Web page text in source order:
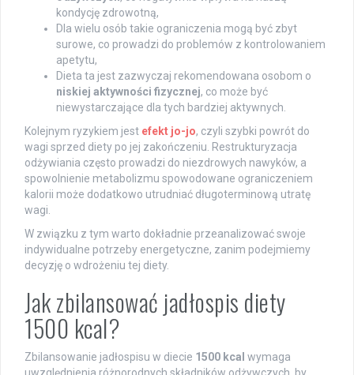
kondycję zdrowotną,
Dla wielu osób takie ograniczenia mogą być zbyt
surowe, co prowadzi do problemów z kontrolowaniem
apetytu,
Dieta ta jest zazwyczaj rekomendowana osobom o
niskiej aktywności fizycznej, co może być
niewystarczające dla tych bardziej aktywnych.
Kolejnym ryzykiem jest efekt jo-jo, czyli szybki powrót do
wagi sprzed diety po jej zakończeniu. Restrukturyzacja
odżywiania często prowadzi do niezdrowych nawyków, a
spowolnienie metabolizmu spowodowane ograniczeniem
kalorii może dodatkowo utrudniać długoterminową utratę
wagi.
W związku z tym warto dokładnie przeanalizować swoje
indywidualne potrzeby energetyczne, zanim podejmiemy
decyzję o wdrożeniu tej diety.
Jak zbilansować jadłospis diety
1500 kcal?
Zbilansowanie jadłospisu w diecie 1500 kcal wymaga